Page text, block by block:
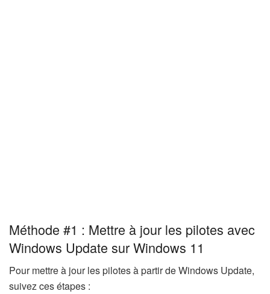
Méthode #1 : Mettre à jour les pilotes avec
Windows Update sur Windows 11
Pour mettre à jour les pilotes à partir de Windows Update,
suivez ces étapes :